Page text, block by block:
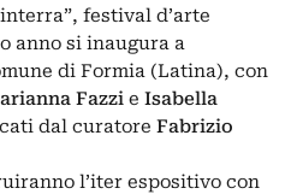
festival d’arte
anno si inaugura a
di Formia (Latina), con
Fazzi e Isabella
dal curatore Fabrizio
l’iter espositivo con